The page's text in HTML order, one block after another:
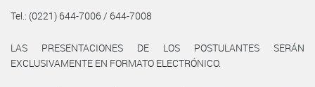
Tel.: (0221) 644-7006 / 644-7008
LAS PRESENTACIONES DE LOS POSTULANTES SERÁN
EXCLUSIVAMENTE EN FORMATO ELECTRÓNICO.